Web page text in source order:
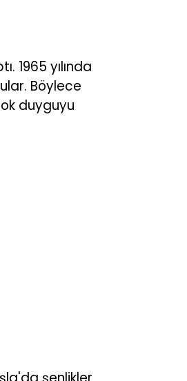
1965 yılında
Böylece
duyguyu